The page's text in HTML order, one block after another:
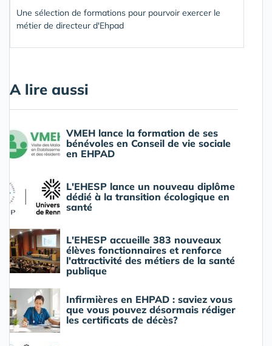
Une sélection de formations pour pourvoir exercer le
métier de directeur d'Ehpad
A lire aussi
VMEH lance la formation de ses
bénévoles en Conseil de vie sociale
en EHPAD
L'EHESP lance un nouveau diplôme
dédié à la transition écologique en
santé
L'EHESP accueille 383 nouveaux
élèves fonctionnaires et renforce
l'attractivité des métiers de la santé
publique
Infirmières en EHPAD : saviez vous
que vous pouvez désormais rédiger
les certificats de décès?